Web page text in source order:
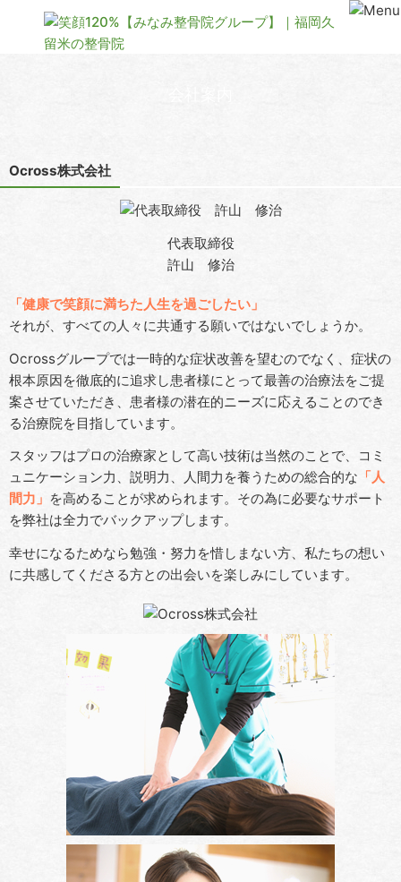
Ocross株式会社
代表取締役
許山 修治
「健康で笑顔に満ちた人生を過ごしたい」
それが、すべての人々に共通する願いではないでしょうか。
Ocrossグループでは一時的な症状改善を望むのでなく、症状の
根本原因を徹底的に追求し患者様にとって最善の治療法をご提
案させていただき、患者様の潜在的ニーズに応えることのでき
る治療院を目指しています。
スタッフはプロの治療家として高い技術は当然のことで、コミ
ュニケーション力、説明力、人間力を養うための総合的な 「人
間力」 を高めることが求められます。その為に必要なサポート
を弊社は全力でバックアップします。
幸せになるためなら勉強・努力を惜しまない方、私たちの想い
に共感してくださる方との出会いを楽しみにしています。